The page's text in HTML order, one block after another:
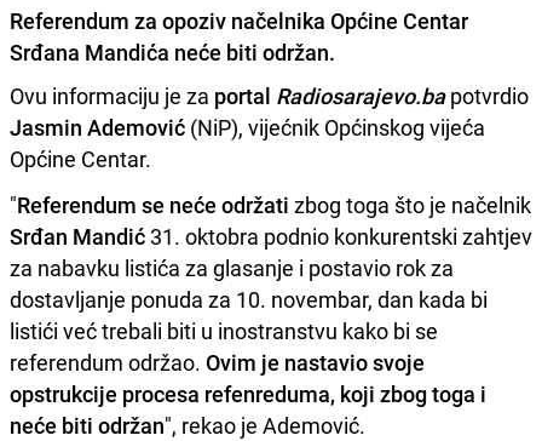
Referendum za opoziv načelnika Općine Centar
Srđana Mandića neće biti održan.
Ovu informaciju je za portal Radiosarajevo.bapotvrdio
Jasmin Ademović (NiP), vijećnik Općinskog vijeća
Općine Centar.
"Referendum se neće održati zbog toga što je načelnik
Srđan Mandić 31. oktobra podnio konkurentski zahtjev
za nabavku listića za glasanje i postavio rok za
dostavljanje ponuda za 10. novembar, dan kada bi
listići već trebali biti u inostranstvu kako bi se
referendum održao. Ovim je nastavio svoje
opstrukcije procesa refenreduma, koji zbog toga i
neće biti održan", rekao je Ademović.